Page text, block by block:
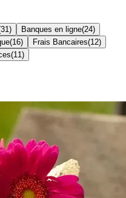
31 ) Banques en ligne(24)
(16) Frais Bancaires(12)
(11 )